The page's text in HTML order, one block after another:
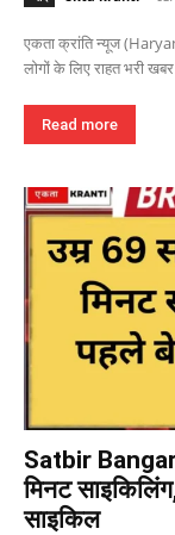
एकता क्रांति न्यूज
लोगों के लिए राहत भरी
Read more
Satbir
मिनट
साइकिल